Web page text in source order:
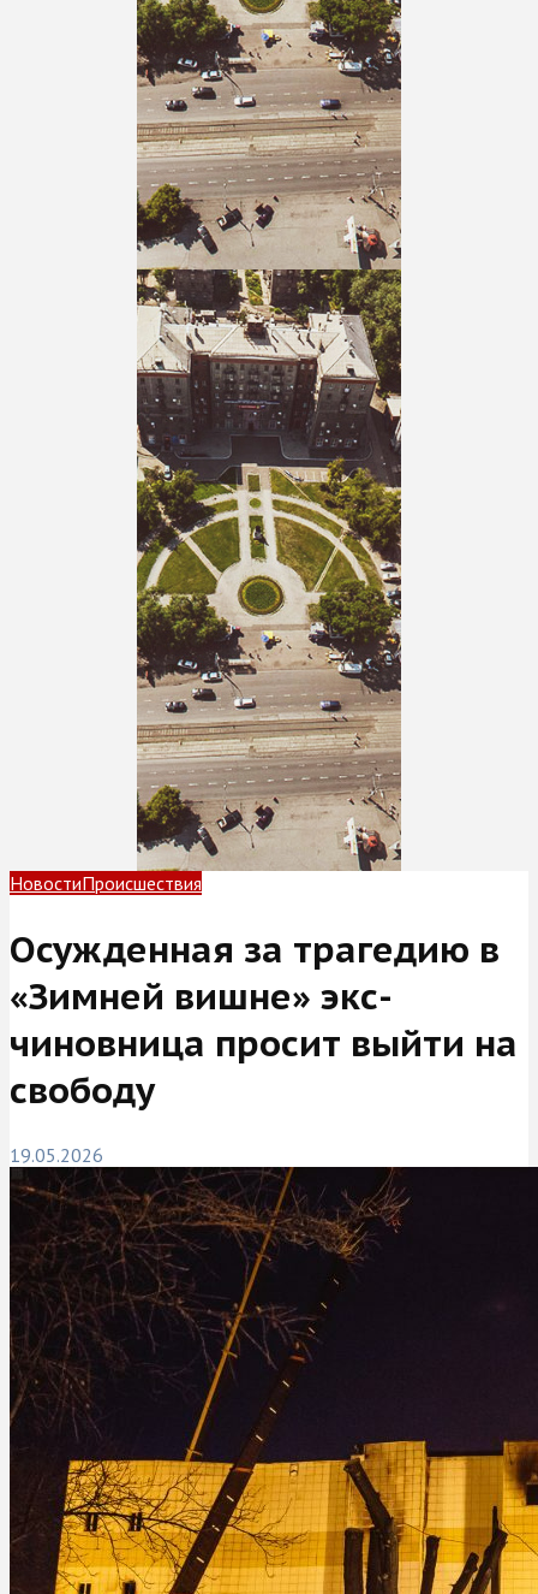
НовостиПроисшествия
Осужденная за трагедию в
«Зимней вишне» экс-
чиновница просит выйти на
свободу
19.05.2026